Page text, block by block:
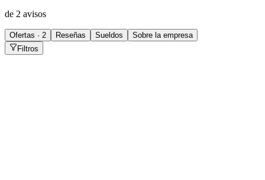
de 2 avisos
Ofertas · 2 Reseñas Sueldos
Sobre la empresa
Filtros